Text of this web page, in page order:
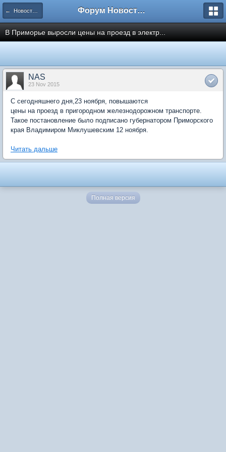
← Новости рынка недвижимости Форум Новостройки
В Приморье выросли цены на проезд в электр...
NAS
23 Nov 2015
С сегодняшнего дня,23 ноября, повышаются
цены на проезд в пригородном железнодорожном транспорте.
Такое постановление было подписано губернатором Приморского
края Владимиром Миклушевским 12 ноября.
Читать дальше
Полная версия